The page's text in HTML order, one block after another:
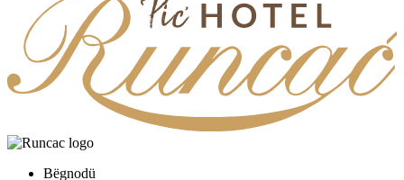
Bëgnodü